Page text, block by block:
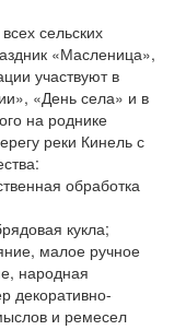
сельских
«Масленица»,
участвуют в
«День села» и в
на роднике
реки Кинель с
обработка
кукла;
малое ручное
народная
декоративно-
и ремесел